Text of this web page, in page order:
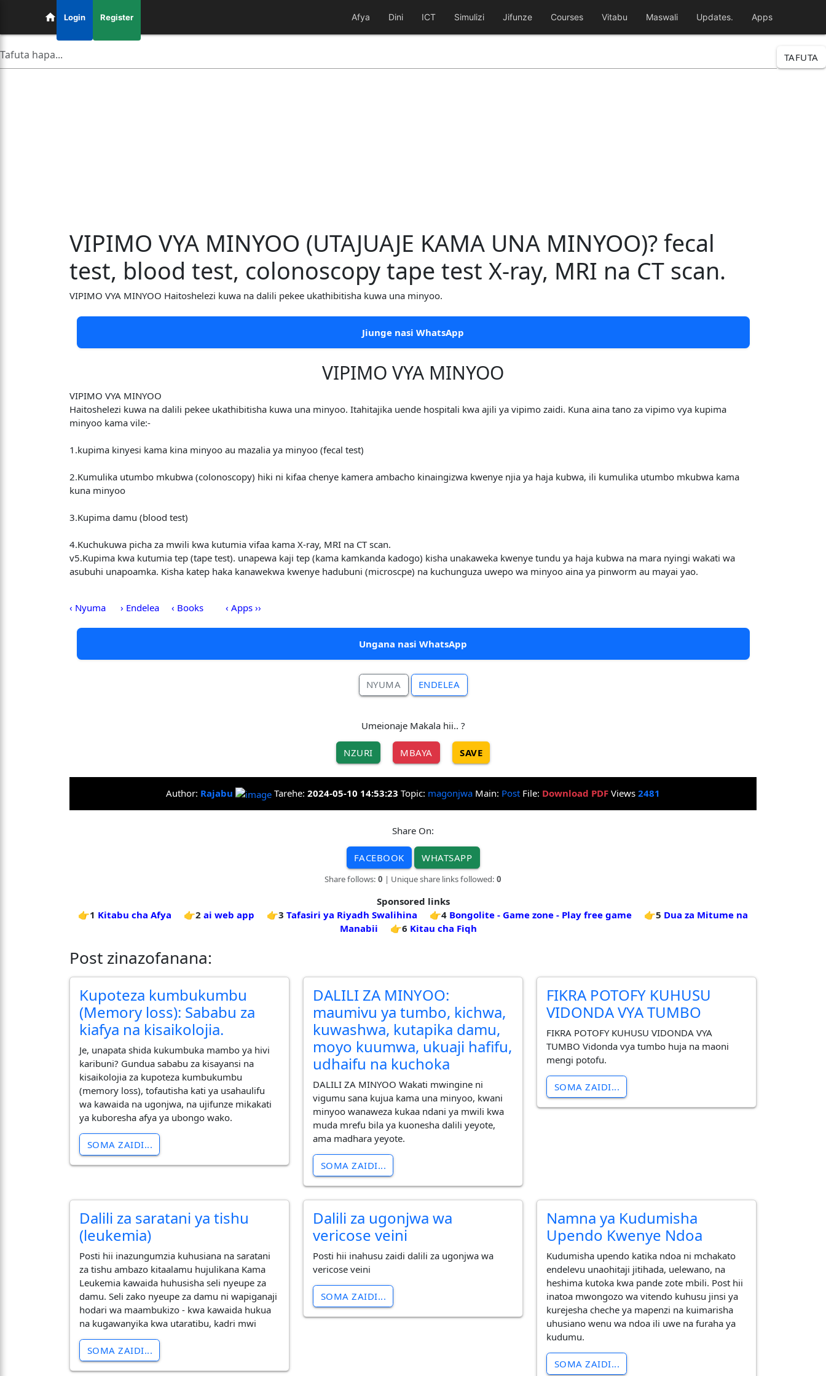
Login Register Afya Dini ICT Simulizi Jifunze Courses Vitabu Maswali Updates. Apps
TAFUTA
VIPIMO VYA MINYOO (UTAJUAJE KAMA UNA MINYOO)? fecal
test, blood test, colonoscopy tape test X-ray, MRI na CT scan.
VIPIMO VYA MINYOO Haitoshelezi kuwa na dalili pekee ukathibitisha kuwa una minyoo.
Jiunge nasi WhatsApp
VIPIMO VYA MINYOO
VIPIMO VYA MINYOO
Haitoshelezi kuwa na dalili pekee ukathibitisha kuwa una minyoo. Itahitajika uende hospitali kwa ajili ya vipimo zaidi. Kuna aina tano za vipimo vya kupima
minyoo kama vile:-
1.kupima kinyesi kama kina minyoo au mazalia ya minyoo (fecal test)
2.Kumulika utumbo mkubwa (colonoscopy) hiki ni kifaa chenye kamera ambacho kinaingizwa kwenye njia ya haja kubwa, ili kumulika utumbo mkubwa kama
kuna minyoo
3.Kupima damu (blood test)
4.Kuchukuwa picha za mwili kwa kutumia vifaa kama X-ray, MRI na CT scan.
v5.Kupima kwa kutumia tep (tape test). unapewa kaji tep (kama kamkanda kadogo) kisha unakaweka kwenye tundu ya haja kubwa na mara nyingi wakati wa
asubuhi unapoamka. Kisha katep haka kanawekwa kwenye hadubuni (microscpe) na kuchunguza uwepo wa minyoo aina ya pinworm au mayai yao.
‹ Nyuma › Endelea ‹ Books ‹ Apps ››
Ungana nasi WhatsApp
NYUMA ENDELEA
Umeionaje Makala hii.. ?
NZURI MBAYA SAVE
Author: Rajabu Tarehe: 2024-05-10 14:53:23 Topic: magonjwa Main: Post File: Download PDF Views 2481
Share On:
FACEBOOK WHATSAPP
Share follows: 0 | Unique share links followed: 0
Sponsored links
👉1 Kitabu cha Afya 👉2 ai web app 👉3 Tafasiri ya Riyadh Swalihina 👉4 Bongolite - Game zone - Play free game 👉5 Dua za Mitume na
Manabii
👉6 Kitau cha Fiqh
Post zinazofanana:
Kupoteza kumbukumbu
(Memory loss): Sababu za
kiafya na kisaikolojia.
​Je, unapata shida kukumbuka mambo ya hivi
karibuni? Gundua sababu za kisayansi na
kisaikolojia za kupoteza kumbukumbu
(memory loss), tofautisha kati ya usahaulifu
wa kawaida na ugonjwa, na ujifunze mikakati
ya kuboresha afya ya ubongo wako.
SOMA ZAIDI...
DALILI ZA MINYOO:
maumivu ya tumbo, kichwa,
kuwashwa, kutapika damu,
moyo kuumwa, ukuaji hafifu,
udhaifu na kuchoka
DALILI ZA MINYOO Wakati mwingine ni
vigumu sana kujua kama una minyoo, kwani
minyoo wanaweza kukaa ndani ya mwili kwa
muda mrefu bila ya kuonesha dalili yeyote,
ama madhara yeyote.
SOMA ZAIDI...
FIKRA POTOFY KUHUSU
VIDONDA VYA TUMBO
FIKRA POTOFY KUHUSU VIDONDA VYA
TUMBO Vidonda vya tumbo huja na maoni
mengi potofu.
SOMA ZAIDI...
Dalili za saratani ya tishu
(leukemia)
Posti hii inazungumzia kuhusiana na saratani
za tishu ambazo kitaalamu hujulikana Kama
Leukemia kawaida huhusisha seli nyeupe za
damu. Seli zako nyeupe za damu ni wapiganaji
hodari wa maambukizo - kwa kawaida hukua
na kugawanyika kwa utaratibu, kadri mwi
SOMA ZAIDI...
Dalili za ugonjwa wa
vericose veini
Posti hii inahusu zaidi dalili za ugonjwa wa
vericose veini
SOMA ZAIDI...
Namna ya Kudumisha
Upendo Kwenye Ndoa
Kudumisha upendo katika ndoa ni mchakato
endelevu unaohitaji jitihada, uelewano, na
heshima kutoka kwa pande zote mbili. Post hii
inatoa mwongozo wa vitendo kuhusu jinsi ya
kurejesha cheche ya mapenzi na kuimarisha
uhusiano wenu wa ndoa ili uwe na furaha ya
kudumu.
SOMA ZAIDI...